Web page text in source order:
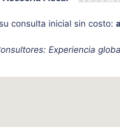
consulta inicial sin costo:
Experiencia